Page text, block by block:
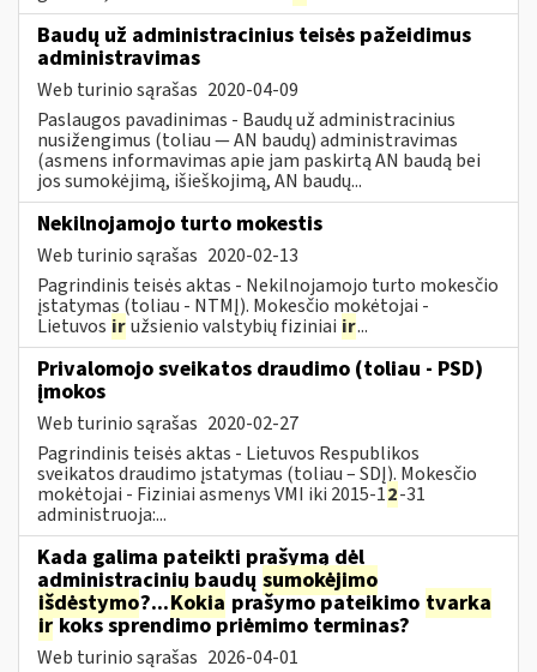
Baudų už administracinius teisės pažeidimus
administravimas
Web turinio sąrašas 2020-04-09
Paslaugos pavadinimas - Baudų už administracinius
nusižengimus (toliau — AN baudų) administravimas
(asmens informavimas apie jam paskirtą AN baudą bei
jos sumokėjimą, išieškojimą, AN baudų...
Nekilnojamojo turto mokestis
Web turinio sąrašas 2020-02-13
Pagrindinis teisės aktas - Nekilnojamojo turto mokesčio
įstatymas (toliau - NTMĮ). Mokesčio mokėtojai -
Lietuvos iružsienio valstybių fiziniai ir...
Privalomojo sveikatos draudimo (toliau - PSD)
įmokos
Web turinio sąrašas 2020-02-27
Pagrindinis teisės aktas - Lietuvos Respublikos
sveikatos draudimo įstatymas (toliau – SDĮ). Mokesčio
mokėtojai - Fiziniai asmenys VMI iki 2015-12-31
administruoja:...
Kada galima pateikti prašymą dėl
administracinių baudų sumokėjimo
išdėstymo?...Kokia prašymo pateikimo tvarka
irkoks sprendimo priėmimo terminas?
Web turinio sąrašas 2026-04-01